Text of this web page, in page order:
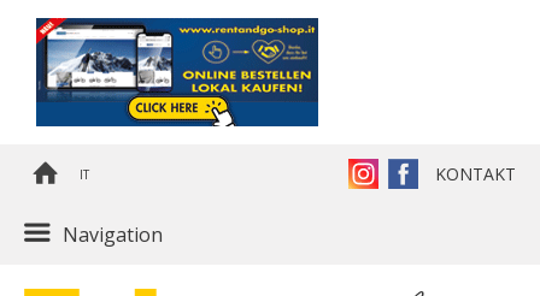
IT KONTAKT
Navigation